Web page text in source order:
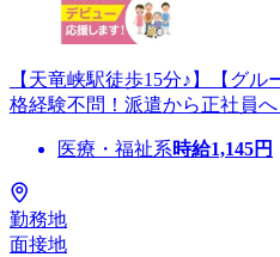
【天竜峡駅徒歩15分♪】【グ
格経験不問！派遣から正社員へ
医療・福祉系時給1,145円
勤務地
面接地